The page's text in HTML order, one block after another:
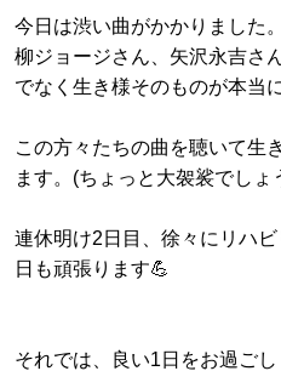
今日は渋い曲がかかりました。
柳ジョージさん、矢沢永吉さ
でなく生き様そのものが本当
この方々たちの曲を聴いて生
ます。(ちょっと大袈裟でしょ
連休明け2日目、徐々にリハ
日も頑張ります💪
それでは、良い1日をお過ご